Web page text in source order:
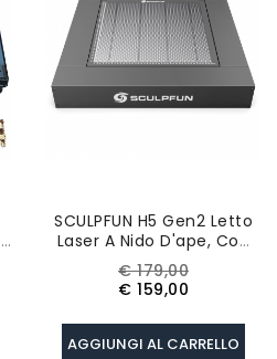
SCULPFUN H5 Gen2 Letto
Laser A Nido D'ape, Con
Ventola Di Estrazione Dei
Fumi, 650*650 Mm -
Spina UE
Prezzo
base
€ 179,00Prezzo
€ 159,00
AGGIUNGI AL CARRELLO